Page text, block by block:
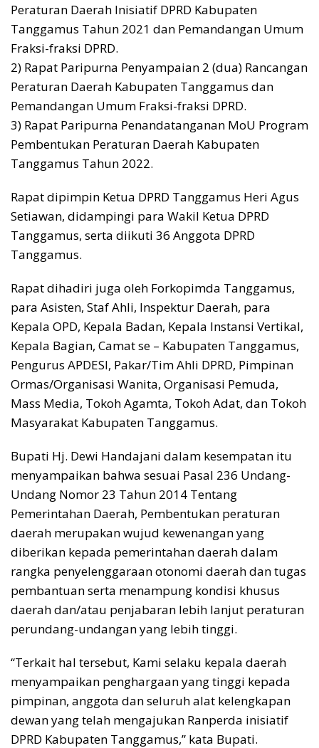
Peraturan Daerah Inisiatif DPRD Kabupaten
Tanggamus Tahun 2021 dan Pemandangan Umum
Fraksi-fraksi DPRD.
2) Rapat Paripurna Penyampaian 2 (dua) Rancangan
Peraturan Daerah Kabupaten Tanggamus dan
Pemandangan Umum Fraksi-fraksi DPRD.
3) Rapat Paripurna Penandatanganan MoU Program
Pembentukan Peraturan Daerah Kabupaten
Tanggamus Tahun 2022.
Rapat dipimpin Ketua DPRD Tanggamus Heri Agus
Setiawan, didampingi para Wakil Ketua DPRD
Tanggamus, serta diikuti 36 Anggota DPRD
Tanggamus.
Rapat dihadiri juga oleh Forkopimda Tanggamus,
para Asisten, Staf Ahli, Inspektur Daerah, para
Kepala OPD, Kepala Badan, Kepala Instansi Vertikal,
Kepala Bagian, Camat se – Kabupaten Tanggamus,
Pengurus APDESI, Pakar/Tim Ahli DPRD, Pimpinan
Ormas/Organisasi Wanita, Organisasi Pemuda,
Mass Media, Tokoh Agamta, Tokoh Adat, dan Tokoh
Masyarakat Kabupaten Tanggamus.
Bupati Hj. Dewi Handajani dalam kesempatan itu
menyampaikan bahwa sesuai Pasal 236 Undang-
Undang Nomor 23 Tahun 2014 Tentang
Pemerintahan Daerah, Pembentukan peraturan
daerah merupakan wujud kewenangan yang
diberikan kepada pemerintahan daerah dalam
rangka penyelenggaraan otonomi daerah dan tugas
pembantuan serta menampung kondisi khusus
daerah dan/atau penjabaran lebih lanjut peraturan
perundang-undangan yang lebih tinggi.
“Terkait hal tersebut, Kami selaku kepala daerah
menyampaikan penghargaan yang tinggi kepada
pimpinan, anggota dan seluruh alat kelengkapan
dewan yang telah mengajukan Ranperda inisiatif
DPRD Kabupaten Tanggamus,” kata Bupati.